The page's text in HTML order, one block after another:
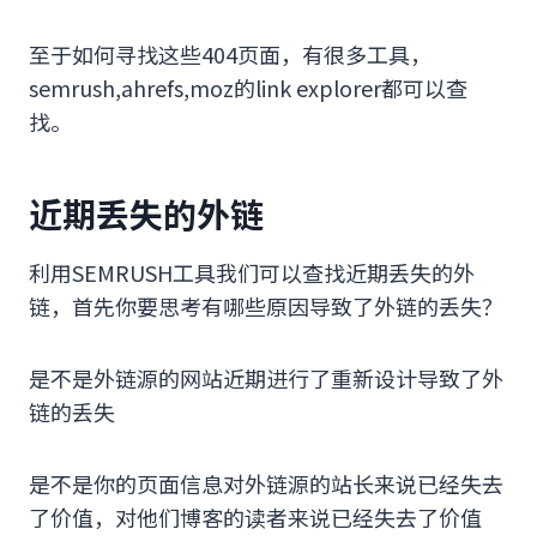
至于如何寻找这些404页面，有很多工具，
semrush,ahrefs,moz的link explorer都可以查
找。
近期丢失的外链
利用SEMRUSH工具我们可以查找近期丢失的外
链，首先你要思考有哪些原因导致了外链的丢失？
是不是外链源的网站近期进行了重新设计导致了外
链的丢失
是不是你的页面信息对外链源的站长来说已经失去
了价值，对他们博客的读者来说已经失去了价值